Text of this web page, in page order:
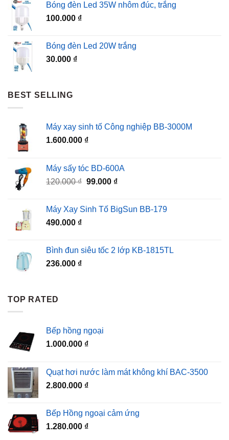
Bóng đèn Led 35W nhôm đúc, trắng
100.000 ₫
Bóng đèn Led 20W trắng
30.000 ₫
BEST SELLING
Máy xay sinh tố Công nghiệp BB-3000M
1.600.000 ₫
Máy sấy tóc BD-600A
120.000₫ Giá
120.000 ₫.
99.000 ₫Giá
là:
Máy Xay Sinh Tố BigSun BB-179
490.000 ₫
Bình đun siêu tốc 2 lớp KB-1815TL
236.000 ₫
TOP RATED
Bếp hồng ngoại
1.000.000 ₫
Quạt hơi nước làm mát không khí BAC-3500
2.800.000 ₫
Bếp Hồng ngoại cảm ứng
1.280.000 ₫